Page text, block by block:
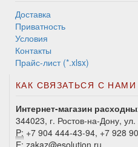
Доставка
Приватность
Условия
Контакты
Прайс-лист (*.xlsx)
КАК СВЯЗАТЬСЯ С НАМИ
Интернет-магазин
344023, г. Ростов-на-Дону,
P: +7 904 444-43-94, +7 928
E: zakaz@esolution.ru